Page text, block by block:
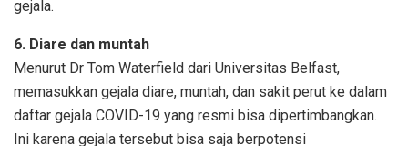
gejala.
6. Diare dan muntah
Menurut Dr Tom Waterfield dari Universitas Belfast,
memasukkan gejala diare, muntah, dan sakit perut ke dalam
daftar gejala COVID-19 yang resmi bisa dipertimbangkan.
Ini karena gejala tersebut bisa saja berpotensi